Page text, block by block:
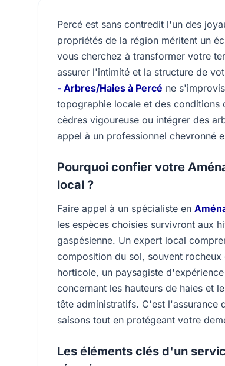
Percé est sans contredit l'un des
propriétés de la région méritent un
vous cherchez à transformer votre
assurer l'intimité et la structure de
- Arbres/Haies à Percé ne
topographie locale et des conditions
cèdres vigoureuse ou intégrer des
appel à un professionnel chevronné
Pourquoi confier votre
local ?
Faire appel à un spécialiste en
les espèces choisies survivront aux
gaspésienne. Un expert local
composition du sol, souvent
horticole, un paysagiste
concernant les hauteurs de haies et
tête administratifs. C'est l'assurance
saisons tout en protégeant votre
Les éléments clés d'un